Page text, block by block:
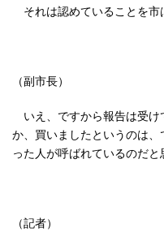
それは認めていることを市
（副市長）
いえ、ですから報告は受け
か、買いましたというのは
った人が呼ばれているのだと
（記者）